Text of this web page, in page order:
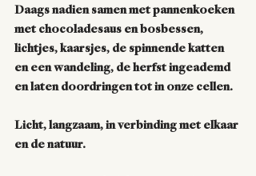
Daags nadien samen met pannenkoeken
met chocoladesaus en bosbessen,
lichtjes, kaarsjes, de spinnende katten
en een wandeling, de herfst ingeademd
en laten doordringen tot in onze cellen.
Licht, langzaam, in verbinding met elkaar
en de natuur.